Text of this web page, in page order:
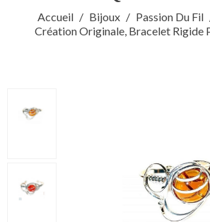
Accueil Bijoux Passion Du Fil
Création Originale, Bracelet Rigide